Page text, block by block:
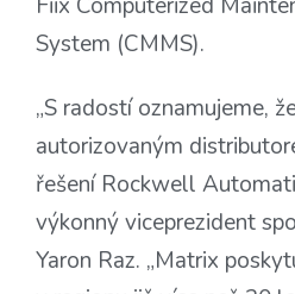
Fiix Computerized
System (CMMS).
„S radostí oznamujeme,
autorizovaným
řešení Rockwell
výkonný viceprezident
Yaron Raz. „Matrix